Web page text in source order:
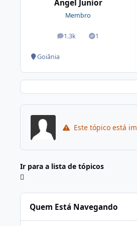
Angel Junior
Membro
1.3k
posts 1
Soluções
Goiânia
Este tópico está
Ir para a lista de tópicos
Quem Está Navegando